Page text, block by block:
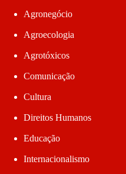
Agronegócio
Agroecologia
Agrotóxicos
Comunicação
Cultura
Direitos Humanos
Educação
Internacionalismo